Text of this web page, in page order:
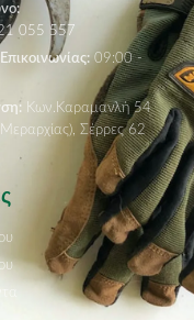
055 557
09:00 -
Κων.Καραμανλή 54
Σέρρες 62